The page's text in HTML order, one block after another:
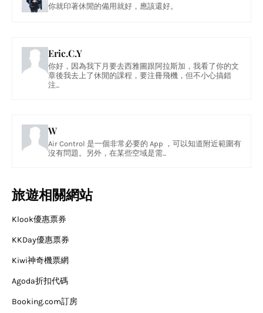
你就印著休閒的備用就好，應該還好。
Eric.C.Y
你好，因為我下月要去西雅圖跟阿拉斯加，我看了你的文
章後我去上了休閒的課程，要注冊飛機，但不小心搞錯
注...
W
Air Control 是一個非常必要的 App ，可以知道附近範圍有
沒有問題。另外，在某些空域是需...
旅遊相關網站
Klook優惠票券
KKDay優惠票券
Kiwi神奇機票網
Agoda折扣代碼
Booking.com訂房